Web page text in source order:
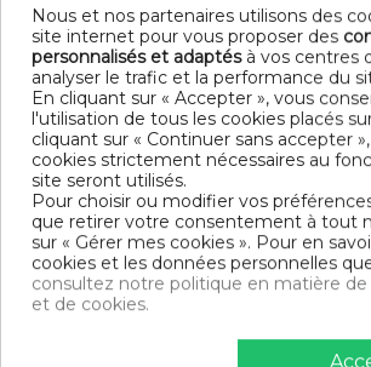
Certification Oeko-Tex®
Longueur 190
Matériaux Satin de Coton
Conseils
d'entretien
Lavable en machine à
Largeur 140
Nombre de
fils
Tissage ultra serré 105
Nous et nos partenaires utilisons des
site internet pour vous proposer des
personnalisés et adaptésà vos centres
analyser le trafic et la performance du
En cliquant sur « Accepter », vous
l'utilisation de tous les cookies placés
cliquant sur « Continuer sans accepter
cookies strictement nécessaires au
site seront utilisés.
Pour choisir ou modifier vos
que retirer votre consentement à tout
sur « Gérer mes cookies ». Pour en
cookies et les données personnelles
consultez notre politique en matière
et de cookies.